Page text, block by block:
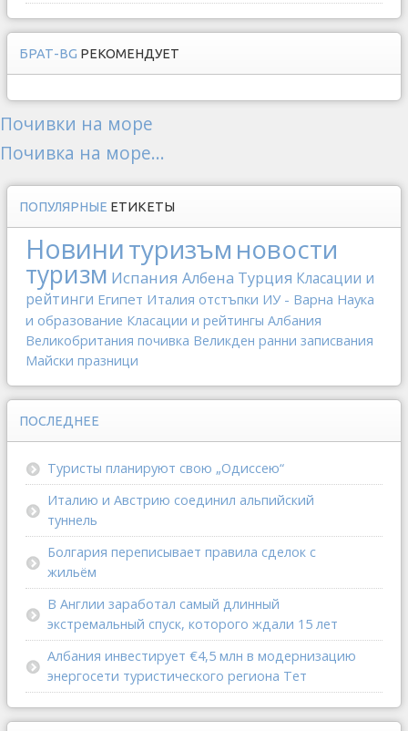
БРАТ-BG РЕКОМЕНДУЕТ
Почивки на море
Почивка на море...
ПОПУЛЯРНЫЕ ЕТИКЕТЫ
Новинитуризъм новости
туризм Испания Албена Турция Класации и
рейтинги Египет Италия отстъпки ИУ - Варна Наука
и образование Класации и рейтингы Албания
Великобритания почивка Великден ранни записвания
Майски празници
ПОСЛЕДНЕЕ
Туристы планируют свою „Одиссею“
Италию и Австрию соединил альпийский
туннель
Болгария переписывает правила сделок с
жильём
В Англии заработал самый длинный
экстремальный спуск, которого ждали 15 лет
Албания инвестирует €4,5 млн в модернизацию
энергосети туристического региона Тет